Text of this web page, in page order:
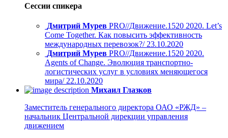
Сессии спикера
Дмитрий Мурев PRO//Движение.1520 2020. Let’s
Come Together. Как повысить эффективность
международных перевозок?/ 23.10.2020
Дмитрий Мурев PRO//Движение.1520 2020.
Agents of Change. Эволюция транспортно-
логистических услуг в условиях меняющегося
мира/ 22.10.2020
Михаил Глазков
Заместитель генерального директора ОАО «РЖД» –
начальник Центральной дирекции управления
движением